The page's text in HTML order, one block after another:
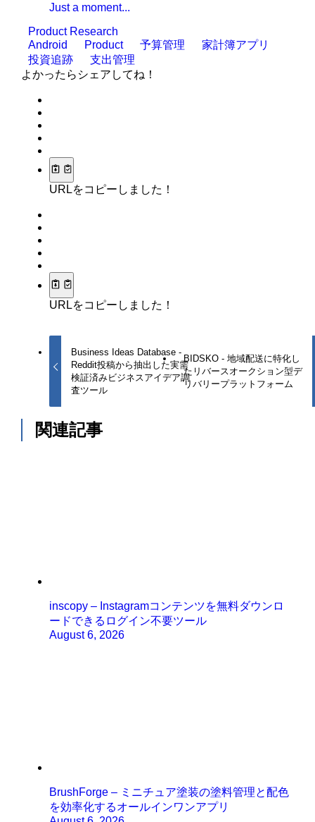
Just a moment...
Product Research
Android
Product 予算管理
家計簿アプリ
投資追跡
支出管理
よかったらシェアしてね！
URLをコピーしました！
URLをコピーしました！
Business Ideas Database -
Reddit投稿から抽出した実需
検証済みビジネスアイデア調
査ツール
BIDSKO - 地域配送に特化し
たリバースオークション型デ
リバリープラットフォーム
関連記事
inscopy – Instagramコンテンツを無料ダウンロ
ードできるログイン不要ツール
August 6, 2026
BrushForge – ミニチュア塗装の塗料管理と配色
を効率化するオールインワンアプリ